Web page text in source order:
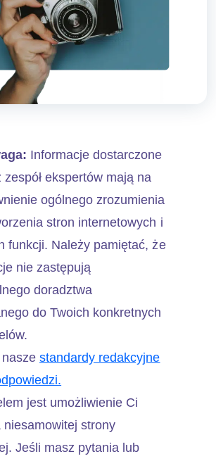
Informacje dostarczone
zespół ekspertów mają na
ogólnego zrozumienia
stron internetowych i
funkcji. Należy pamiętać, że
nie zastępują
doradztwa
do Twoich konkretnych
standardy redakcyjne
jest umożliwienie Ci
niesamowitej strony
Jeśli masz pytania lub